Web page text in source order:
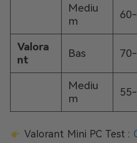
Mediu
m
Valora
nt
Bas
Mediu
m
Valorant Mini PC Test :